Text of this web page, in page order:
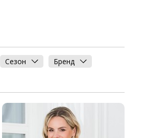
Сезон
Бренд